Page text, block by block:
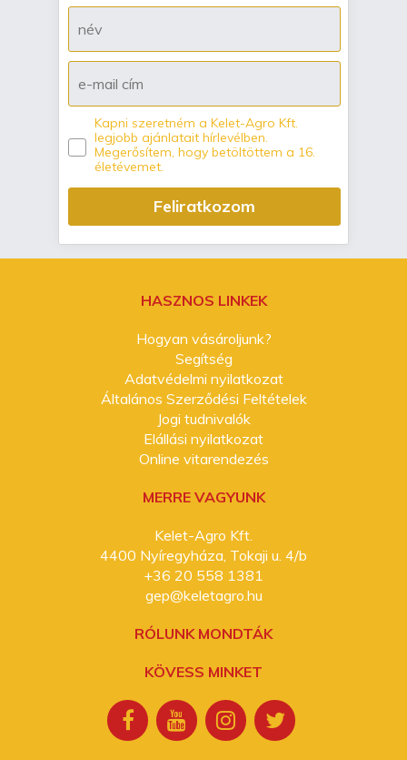
Kapni szeretném a Kelet-Agro Kft.
legjobb ajánlatait hírlevélben.
Megerősítem, hogy betöltöttem a 16.
életévemet.
Feliratkozom
HASZNOS LINKEK
Hogyan vásároljunk?
Segítség
Adatvédelmi nyilatkozat
Általános Szerződési Feltételek
Jogi tudnivalók
Elállási nyilatkozat
Online vitarendezés
MERRE VAGYUNK
Kelet-Agro Kft.
4400 Nyíregyháza, Tokaji u. 4/b
+36 20 558 1381
gep@keletagro.hu
RÓLUNK MONDTÁK
KÖVESS MINKET